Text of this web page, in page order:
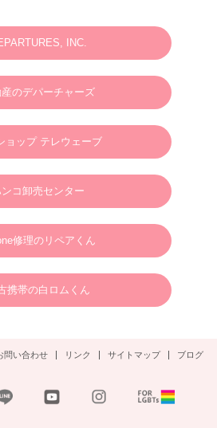
ト・動画・ドローンご予約ありがとうございま
トお問い合わせありがとうございます。
プラン【 カメラマン＆ヘアメイクのみの手配と
客様でご用意ください。128,000円(税別)】
す。
賜り、心より御礼申し上げます。
、幸多き年となりますよう心よりお祈り申し上げ
トご予約ありがとうございます。
INC.
のデパーチャーズ
ョップ テレウェーブ
コ卸売センター
修理のリペアくん
携帯の白ロムくん
問い合わせ リンク サイトマップ ブログ